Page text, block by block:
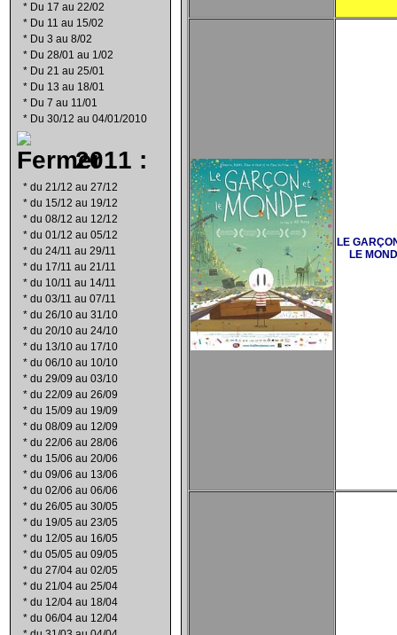
* Du 17 au 22/02
* Du 11 au 15/02
* Du 3 au 8/02
* Du 28/01 au 1/02
* Du 21 au 25/01
* Du 13 au 18/01
* Du 7 au 11/01
* Du 30/12 au 04/01/2010
2011 :
* du 21/12 au 27/12
* du 15/12 au 19/12
* du 08/12 au 12/12
* du 01/12 au 05/12
* du 24/11 au 29/11
* du 17/11 au 21/11
* du 10/11 au 14/11
* du 03/11 au 07/11
* du 26/10 au 31/10
* du 20/10 au 24/10
* du 13/10 au 17/10
* du 06/10 au 10/10
* du 29/09 au 03/10
* du 22/09 au 26/09
* du 15/09 au 19/09
* du 08/09 au 12/09
* du 22/06 au 28/06
* du 15/06 au 20/06
* du 09/06 au 13/06
* du 02/06 au 06/06
* du 26/05 au 30/05
* du 19/05 au 23/05
* du 12/05 au 16/05
* du 05/05 au 09/05
* du 27/04 au 02/05
* du 21/04 au 25/04
* du 12/04 au 18/04
* du 06/04 au 12/04
LE
LE